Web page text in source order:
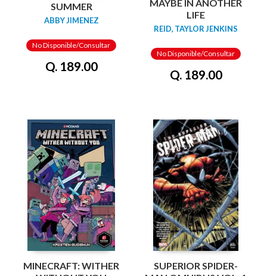
SUMMER
ABBY JIMENEZ
No Disponible/Consultar
Q. 189.00
MAYBE IN ANOTHER
LIFE
REID, TAYLOR JENKINS
No Disponible/Consultar
Q. 189.00
MINECRAFT: WITHER
SUPERIOR SPIDER-